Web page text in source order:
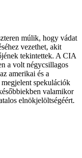
múlik, hogy vádat
vezethet, akit
tekintettek. A CIA
a volt négycsillagos
amerikai és a
spekulációk
valamikor
elnökjelöltségéért.